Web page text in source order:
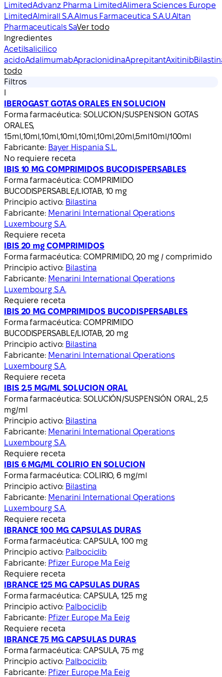
LimitedAdvanz Pharma LimitedAlimera Sciences Europe
LimitedAlmirall S.A.Almus Farmaceutica S.A.U.Altan
Pharmaceuticals SaVer todo
Ingredientes
Acetilsalicilico
acidoAdalimumabApraclonidinaAprepitantAxitinib
todo
Filtros
IBEROGAST GOTAS ORALES EN SOLUCION
Forma farmacéutica: SOLUCION/SUSPENSION GOTAS
ORALES,
15ml,10ml,10ml,10ml,10ml,10ml,20ml,5ml10ml/100ml
Fabricante: Bayer Hispania S.L.
No requiere receta
IBIS 10 MG COMPRIMIDOS BUCODISPERSABLES
Forma farmacéutica: COMPRIMIDO
BUCODISPERSABLE/LIOTAB, 10 mg
Principio activo: Bilastina
Fabricante: Menarini International Operations
Luxembourg S.A.
Requiere receta
IBIS 20 mg COMPRIMIDOS
Forma farmacéutica: COMPRIMIDO, 20 mg / comprimido
Principio activo: Bilastina
Fabricante: Menarini International Operations
Luxembourg S.A.
Requiere receta
IBIS 20 MG COMPRIMIDOS BUCODISPERSABLES
Forma farmacéutica: COMPRIMIDO
BUCODISPERSABLE/LIOTAB, 20 mg
Principio activo: Bilastina
Fabricante: Menarini International Operations
Luxembourg S.A.
Requiere receta
IBIS 2,5 MG/ML SOLUCION ORAL
Forma farmacéutica: SOLUCIÓN/SUSPENSIÓN ORAL, 2,5
mg/ml
Principio activo: Bilastina
Fabricante: Menarini International Operations
Luxembourg S.A.
Requiere receta
IBIS 6 MG/ML COLIRIO EN SOLUCION
Forma farmacéutica: COLIRIO, 6 mg/ml
Principio activo: Bilastina
Fabricante: Menarini International Operations
Luxembourg S.A.
Requiere receta
IBRANCE 100 MG CAPSULAS DURAS
Forma farmacéutica: CAPSULA, 100 mg
Principio activo: Palbociclib
Fabricante: Pfizer Europe Ma Eeig
Requiere receta
IBRANCE 125 MG CAPSULAS DURAS
Forma farmacéutica: CAPSULA, 125 mg
Principio activo: Palbociclib
Fabricante: Pfizer Europe Ma Eeig
Requiere receta
IBRANCE 75 MG CAPSULAS DURAS
Forma farmacéutica: CAPSULA, 75 mg
Principio activo: Palbociclib
Fabricante: Pfizer Europe Ma Eeig